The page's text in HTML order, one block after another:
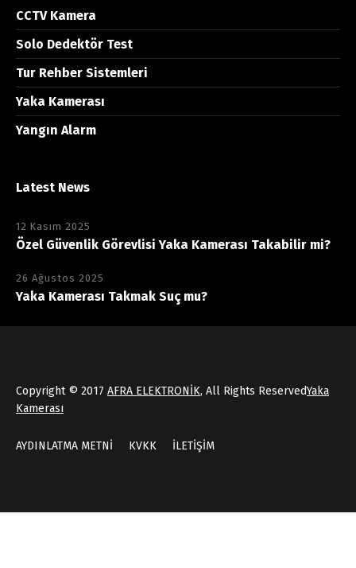
CCTV Kamera
Solo Dedektör Test
Tur Rehber Sistemleri
Yaka Kamerası
Yangın Alarm
Latest News
12 Kasım 2025
Özel Güvenlik Görevlisi Yaka Kamerası Takabilir mi?
26 Ağustos 2025
Yaka Kamerası Takmak Suç mu?
Copyright © 2017 AFRA ELEKTRONİK, All Rights ReservedYaka
Kamerası
AYDINLATMA METNİ KVKK İLETİŞİM